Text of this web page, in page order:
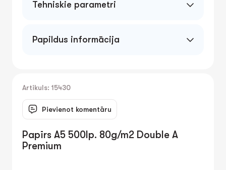
Tehniskie parametri
Papildus informācija
Artikuls: 15430
Pievienot komentāru
Papīrs A5 500lp. 80g/m2 Double A
Premium